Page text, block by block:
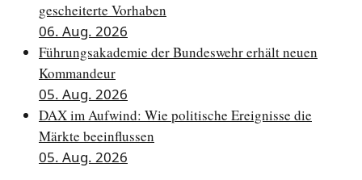
gescheiterte Vorhaben
06. Aug. 2026
Führungsakademie der Bundeswehr erhält neuen
Kommandeur
05. Aug. 2026
DAX im Aufwind: Wie politische Ereignisse die
Märkte beeinflussen
05. Aug. 2026